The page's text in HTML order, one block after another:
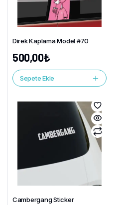
Direk Kaplama Model #70
500,00₺
Sepete Ekle
Cambergang Sticker